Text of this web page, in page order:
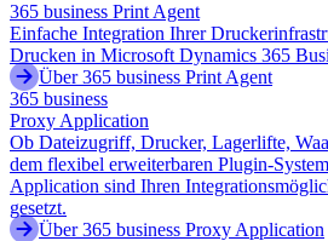
365 business Print Agent
Einfache Integration Ihrer
Drucken in Microsoft Dynamics 365
Über 365 business Print Agent
365 business
Proxy Application
Ob Dateizugriff, Drucker, Lagerlifte,
dem flexibel erweiterbaren Plugin-
Application sind Ihren
gesetzt.
Über 365 business Proxy Application